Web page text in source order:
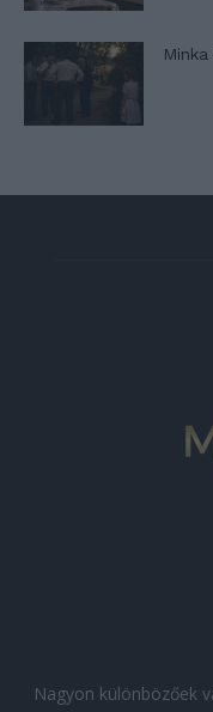
Nagyon különbözőek